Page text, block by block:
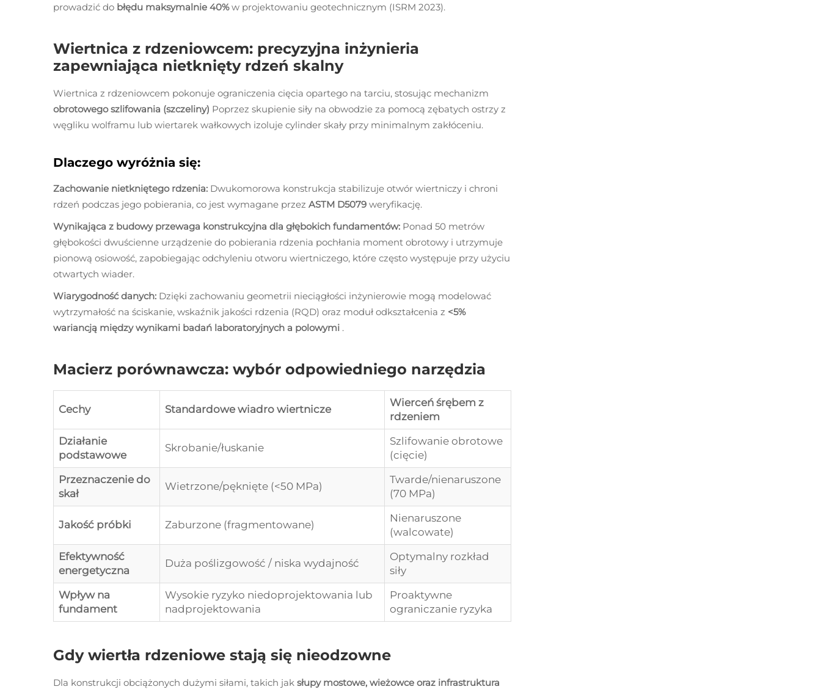
prowadzić do błędu maksymalnie 40%w projektowaniu geotechnicznym (ISRM 2023).
Wiertnica z rdzeniowcem: precyzyjna inżynieria
zapewniająca nietknięty rdzeń skalny
Wiertnica z rdzeniowcem pokonuje ograniczenia cięcia opartego na tarciu, stosując mechanizm
obrotowego szlifowania (szczeliny) Poprzez skupienie siły na obwodzie za pomocą zębatych ostrzy z
węgliku wolframu lub wiertarek wałkowych izoluje cylinder skały przy minimalnym zakłóceniu.
Dlaczego wyróżnia się:
Zachowanie nietkniętego rdzenia: Dwukomorowa konstrukcja stabilizuje otwór wiertniczy i chroni
rdzeń podczas jego pobierania, co jest wymagane przez ASTM D5079 weryfikację.
Wynikająca z budowy przewaga konstrukcyjna dla głębokich fundamentów: Ponad 50 metrów
głębokości dwuścienne urządzenie do pobierania rdzenia pochłania moment obrotowy i utrzymuje
pionową osiowość, zapobiegając odchyleniu otworu wiertniczego, które często występuje przy użyciu
otwartych wiader.
Wiarygodność danych: Dzięki zachowaniu geometrii nieciągłości inżynierowie mogą modelować
wytrzymałość na ściskanie, wskaźnik jakości rdzenia (RQD) oraz moduł odkształcenia z <5%
wariancją między wynikami badań laboratoryjnych a polowymi .
Macierz porównawcza: wybór odpowiedniego narzędzia
Cechy Standardowe wiadro wiertnicze
Wierceń śrębem z
rdzeniem
Działanie
podstawowe
Skrobanie/łuskanie
Szlifowanie obrotowe
(cięcie)
Przeznaczenie do
skał
Wietrzone/pęknięte (<50 MPa)
Twarde/nienaruszone
(70 MPa)
Jakość próbki Zaburzone (fragmentowane)
Nienaruszone
(walcowate)
Efektywność
energetyczna
Duża poślizgowość / niska wydajność
Optymalny rozkład
siły
Wpływ na
fundament
Wysokie ryzyko niedoprojektowania lub
nadprojektowania
Proaktywne
ograniczanie ryzyka
Gdy wiertła rdzeniowe stają się nieodzowne
Dla konstrukcji obciążonych dużymi siłami, takich jak słupy mostowe, wieżowce oraz infrastruktura